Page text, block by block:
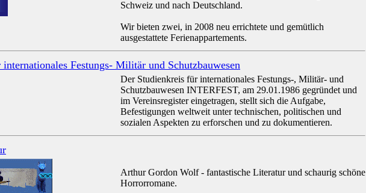
Schweiz und nach Deutschland.
Wir bieten zwei, in 2008 neu errichtete und gemütlich
ausgestattete Ferienappartements.
Festungs- Militär und Schutzbauwesen
Der Studienkreis für internationales Festungs-, Militär- und
Schutzbauwesen INTERFEST, am 29.01.1986 gegründet und
im Vereinsregister eingetragen, stellt sich die Aufgabe,
Befestigungen weltweit unter technischen, politischen und
sozialen Aspekten zu erforschen und zu dokumentieren.
Arthur Gordon Wolf - fantastische Literatur und schaurig schöne
Horrorromane.